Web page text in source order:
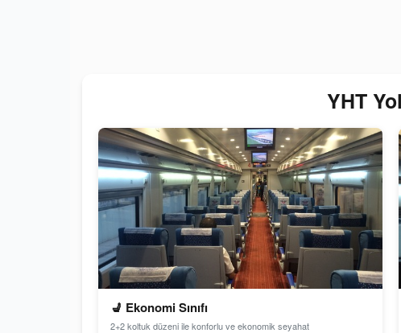
YHT
💺 Ekonomi Sınıfı
2+2 koltuk düzeni ile konforlu ve ekonomik seyahat